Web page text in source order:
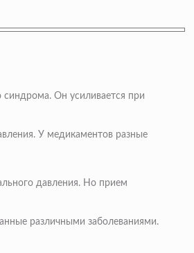
Он усиливается при
У медикаментов разные
давления. Но прием
различными заболеваниями.